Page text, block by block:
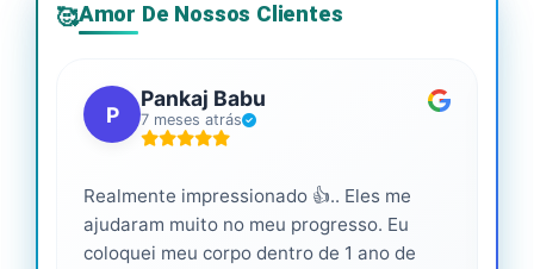
🥰Amor De Nossos Clientes
P
Pankaj Babu
7 meses atrás
Realmente impressionado 👍.. Eles me
ajudaram muito no meu progresso. Eu
coloquei meu corpo dentro de 1 ano de